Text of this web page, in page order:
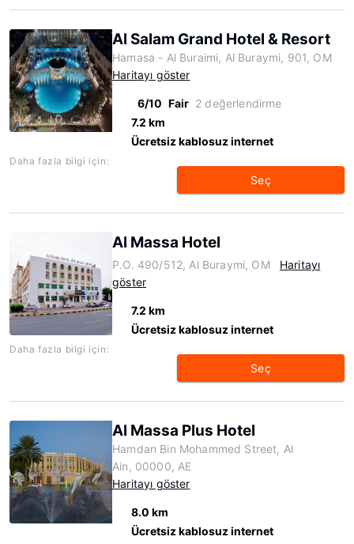
Al Salam Grand Hotel & Resort
Hamasa - Al Buraimi, Al Buraymi, 901, OM
Haritayı göster
6/10 Fair 2 değerlendirme
7.2 km
Ücretsiz kablosuz internet
Daha fazla bilgi için:
Seç
Al Massa Hotel
P.O. 490/512, Al Buraymi, OM
Haritayı
göster
7.2 km
Ücretsiz kablosuz internet
Daha fazla bilgi için:
Seç
Al Massa Plus Hotel
Hamdan Bin Mohammed Street, Al
Ain, 00000, AE
Haritayı göster
8.0 km
Ücretsiz kablosuz internet